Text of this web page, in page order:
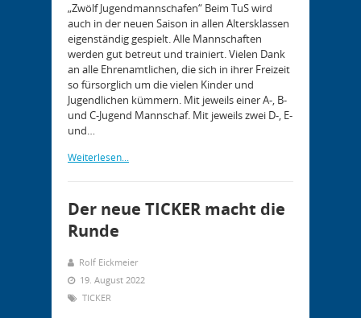
„Zwölf Jugendmannschafen“ Beim TuS wird
auch in der neuen Saison in allen Altersklassen
eigenständig gespielt. Alle Mannschaften
werden gut betreut und trainiert. Vielen Dank
an alle Ehrenamtlichen, die sich in ihrer Freizeit
so fürsorglich um die vielen Kinder und
Jugendlichen kümmern. Mit jeweils einer A-, B-
und C-Jugend Mannschaf. Mit jeweils zwei D-, E-
und…
Weiterlesen...
Der neue TICKER macht die
Runde
Rolf Eickmeier
19. August 2022
TICKER